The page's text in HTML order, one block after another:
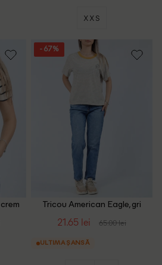
XXS
- 67%
Tricou American Eagle, gri
21.65 lei 65.00 lei
ULTIMA ȘANSĂ